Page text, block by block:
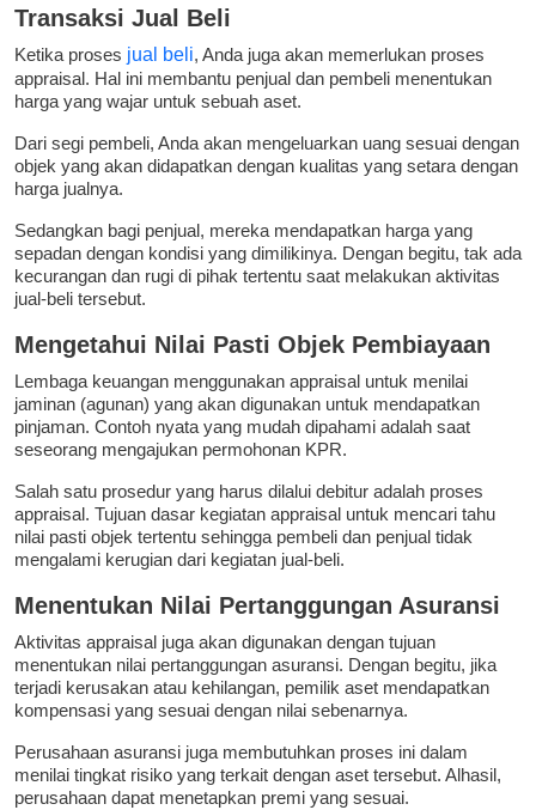
Transaksi Jual Beli
Ketika proses jual beli, Anda juga akan memerlukan proses
appraisal. Hal ini membantu penjual dan pembeli menentukan
harga yang wajar untuk sebuah aset.
Dari segi pembeli, Anda akan mengeluarkan uang sesuai dengan
objek yang akan didapatkan dengan kualitas yang setara dengan
harga jualnya.
Sedangkan bagi penjual, mereka mendapatkan harga yang
sepadan dengan kondisi yang dimilikinya. Dengan begitu, tak ada
kecurangan dan rugi di pihak tertentu saat melakukan aktivitas
jual-beli tersebut.
Mengetahui Nilai Pasti Objek Pembiayaan
Lembaga keuangan menggunakan appraisal untuk menilai
jaminan (agunan) yang akan digunakan untuk mendapatkan
pinjaman. Contoh nyata yang mudah dipahami adalah saat
seseorang mengajukan permohonan KPR.
Salah satu prosedur yang harus dilalui debitur adalah proses
appraisal. Tujuan dasar kegiatan appraisal untuk mencari tahu
nilai pasti objek tertentu sehingga pembeli dan penjual tidak
mengalami kerugian dari kegiatan jual-beli.
Menentukan Nilai Pertanggungan Asuransi
Aktivitas appraisal juga akan digunakan dengan tujuan
menentukan nilai pertanggungan asuransi. Dengan begitu, jika
terjadi kerusakan atau kehilangan, pemilik aset mendapatkan
kompensasi yang sesuai dengan nilai sebenarnya.
Perusahaan asuransi juga membutuhkan proses ini dalam
menilai tingkat risiko yang terkait dengan aset tersebut. Alhasil,
perusahaan dapat menetapkan premi yang sesuai.